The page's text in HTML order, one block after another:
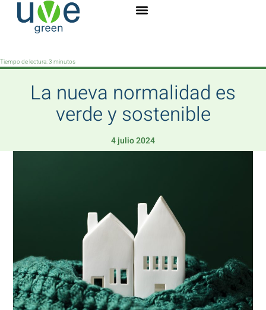
Tiempo de lectura:3 minutos
La nueva normalidad es
verde y sostenible
4 julio 2024